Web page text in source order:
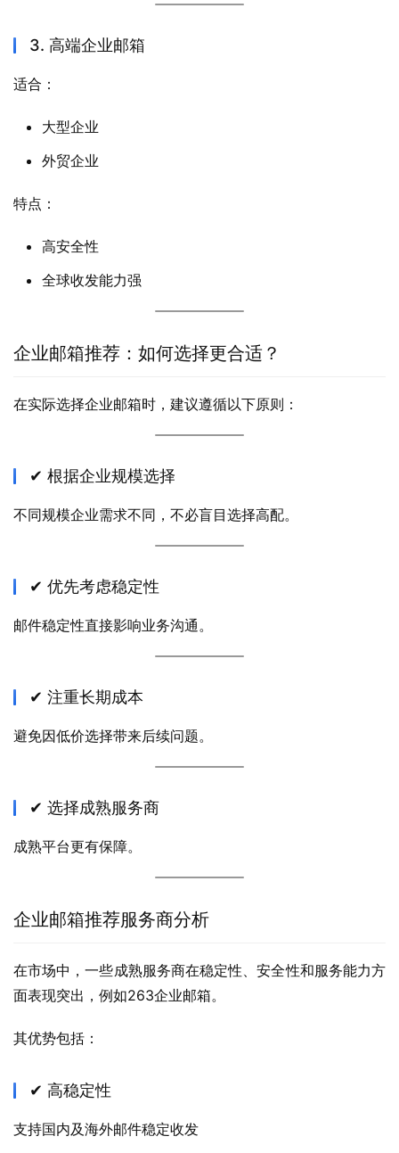
3. 高端企业邮箱
适合：
大型企业
外贸企业
特点：
高安全性
全球收发能力强
企业邮箱推荐：如何选择更合适？
在实际选择企业邮箱时，建议遵循以下原则：
✔ 根据企业规模选择
不同规模企业需求不同，不必盲目选择高配。
✔ 优先考虑稳定性
邮件稳定性直接影响业务沟通。
✔ 注重长期成本
避免因低价选择带来后续问题。
✔ 选择成熟服务商
成熟平台更有保障。
企业邮箱推荐服务商分析
在市场中，一些成熟服务商在稳定性、安全性和服务能力方
面表现突出，例如263企业邮箱。
其优势包括：
✔ 高稳定性
支持国内及海外邮件稳定收发